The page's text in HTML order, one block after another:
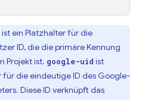
ist ein Platzhalter für die
ID, die die primäre Kennung
Projekt ist. google-uid ist
die eindeutige ID des Google-
Diese ID verknüpft das